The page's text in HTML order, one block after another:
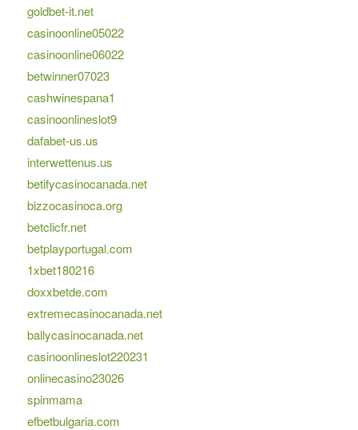
goldbet-it.net
casinoonline05022
casinoonline06022
betwinner07023
cashwinespana1
casinoonlineslot9
dafabet-us.us
interwettenus.us
betifycasinocanada.net
bizzocasinoca.org
betclicfr.net
betplayportugal.com
1xbet180216
doxxbetde.com
extremecasinocanada.net
ballycasinocanada.net
casinoonlineslot220231
onlinecasino23026
spinmama
efbetbulgaria.com